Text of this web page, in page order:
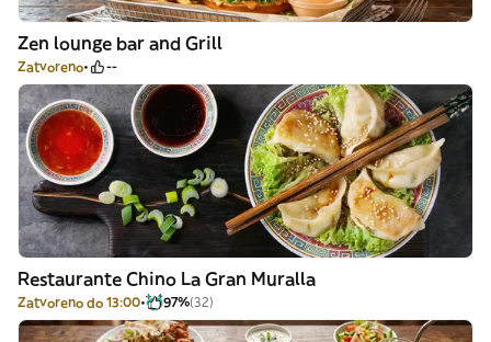
Zen lounge bar and Grill
Zatvoreno --
Restaurante Chino La Gran Muralla
Zatvoreno do 13:00 97%(32)